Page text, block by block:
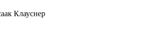
Клауснер